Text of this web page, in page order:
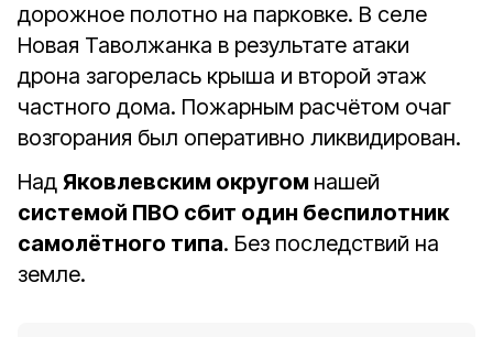
дорожное полотно на парковке. В селе
Новая Таволжанка в результате атаки
дрона загорелась крыша и второй этаж
частного дома. Пожарным расчётом очаг
возгорания был оперативно ликвидирован.
Над Яковлевским округом нашей
системой ПВО сбит один беспилотник
самолётного типа. Без последствий на
земле.